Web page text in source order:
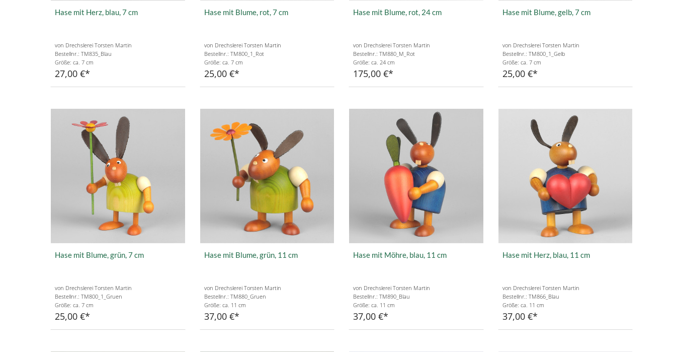
Hase mit Herz, blau, 7 cm
von Drechslerei Torsten Martin
Bestellnr.: TM835_Blau
Größe: ca. 7 cm
27,00 €
Hase mit Blume, rot, 7 cm
von Drechslerei Torsten Martin
Bestellnr.: TM800_1_Rot
Größe: ca. 7 cm
25,00 €
Hase mit Blume, rot, 24 cm
von Drechslerei Torsten Martin
Bestellnr.: TM880_M_Rot
Größe: ca. 24 cm
175,00 €
Hase mit Blume, gelb, 7 cm
von Drechslerei Torsten Martin
Bestellnr.: TM800_1_Gelb
Größe: ca. 7 cm
25,00 €
Hase mit Blume, grün, 7 cm
von Drechslerei Torsten Martin
Bestellnr.: TM800_1_Gruen
Größe: ca. 7 cm
25,00 €
Hase mit Blume, grün, 11 cm
von Drechslerei Torsten Martin
Bestellnr.: TM880_Gruen
Größe: ca. 11 cm
37,00 €
Hase mit Möhre, blau, 11 cm
von Drechslerei Torsten Martin
Bestellnr.: TM890_Blau
Größe: ca. 11 cm
37,00 €
Hase mit Herz, blau, 11 cm
von Drechslerei Torsten Martin
Bestellnr.: TM866_Blau
Größe: ca. 11 cm
37,00 €